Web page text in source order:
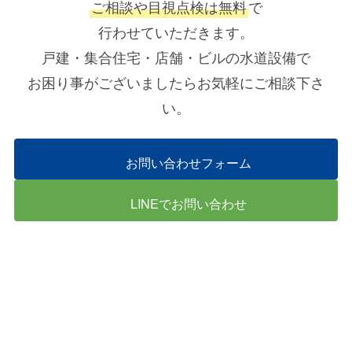
ご相談や目視点検は無料で
行わせていただきます。
戸建・集合住宅・店舗・ビルの水道設備で
お困り事がございましたらお気軽にご相談下さ
い。
お問い合わせフォーム
LINEでお問い合わせ